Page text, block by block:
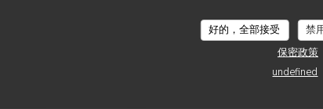
好的，全部接受 禁
保密政策
undefined
服务:
la prise de commande et le service